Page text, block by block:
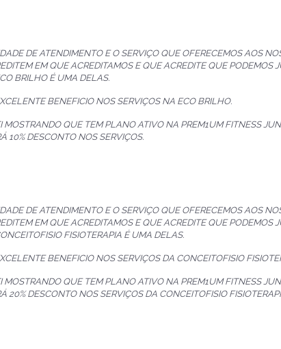
DE ATENDIMENTO E O SERVIÇO QUE OFERECEMOS AOS
EM QUE ACREDITAMOS E QUE ACREDITE QUE PODEMOS
BRILHO É UMA DELAS.
BENEFICIO NOS SERVIÇOS NA ECO BRILHO.
MOSTRANDO QUE TEM PLANO ATIVO NA PREM1UM FITNESS
10% DESCONTO NOS SERVIÇOS.
DE ATENDIMENTO E O SERVIÇO QUE OFERECEMOS AOS
EM QUE ACREDITAMOS E QUE ACREDITE QUE PODEMOS
FISIOTERAPIA É UMA DELAS.
BENEFICIO NOS SERVIÇOS DA CONCEITOFISIO
MOSTRANDO QUE TEM PLANO ATIVO NA PREM1UM FITNESS
20% DESCONTO NOS SERVIÇOS DA CONCEITOFISIO